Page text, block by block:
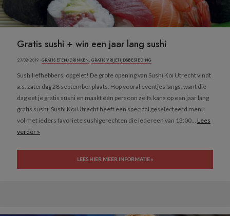
Gratis sushi + win een jaar lang sushi
27/09/2019 ·GRATIS ETEN/DRINKEN, GRATIS VRIJETIJDSBESTEDING
Sushiliefhebbers, opgelet! De grote opening van Sushi Koi Utrecht vindt
a.s. zaterdag 28 september plaats. Hop vooral eventjes langs, want die
dag eet je gratis sushi en maakt één persoon zelfs kans op een jaar lang
gratis sushi. Sushi Koi Utrecht heeft een speciaal geselecteerd menu
vol met ieders favoriete sushigerechten die iedereen van 13:00... Lees
verder »
LEES HIER MEER INFORMATIE »